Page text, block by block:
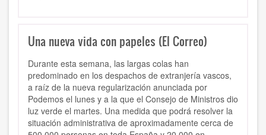
Una nueva vida con papeles (El Correo)
Durante esta semana, las largas colas han
predominado en los despachos de extranjería vascos,
a raíz de la nueva regularización anunciada por
Podemos el lunes y a la que el Consejo de Ministros dio
luz verde el martes. Una medida que podrá resolver la
situación administrativa de aproximadamente cerca de